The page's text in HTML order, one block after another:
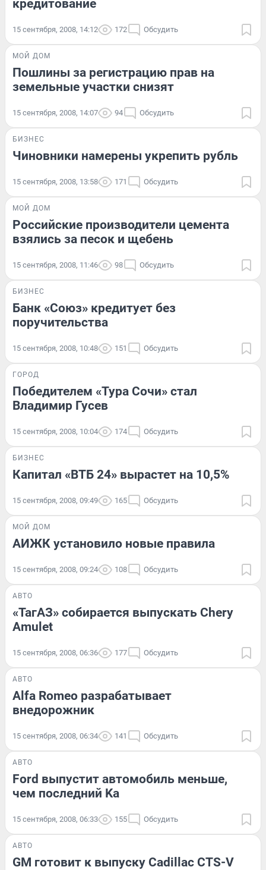
кредитование
15 сентября, 2008, 14:12 172 Обсудить
МОЙ ДОМ
Пошлины за регистрацию прав на
земельные участки снизят
15 сентября, 2008, 14:07 94 Обсудить
БИЗНЕС
Чиновники намерены укрепить рубль
15 сентября, 2008, 13:58 171 Обсудить
МОЙ ДОМ
Российские производители цемента
взялись за песок и щебень
15 сентября, 2008, 11:46 98 Обсудить
БИЗНЕС
Банк «Союз» кредитует без
поручительства
15 сентября, 2008, 10:48 151 Обсудить
ГОРОД
Победителем «Тура Сочи» стал
Владимир Гусев
15 сентября, 2008, 10:04 174 Обсудить
БИЗНЕС
Капитал «ВТБ 24» вырастет на 10,5%
15 сентября, 2008, 09:49 165 Обсудить
МОЙ ДОМ
АИЖК установило новые правила
15 сентября, 2008, 09:24 108 Обсудить
АВТО
«ТагАЗ» собирается выпускать Chery
Amulet
15 сентября, 2008, 06:36 177 Обсудить
АВТО
Alfa Romeo разрабатывает
внедорожник
15 сентября, 2008, 06:34 141 Обсудить
АВТО
Ford выпустит автомобиль меньше,
чем последний Ka
15 сентября, 2008, 06:33 155 Обсудить
АВТО
GM готовит к выпуску Cadillac CTS-V